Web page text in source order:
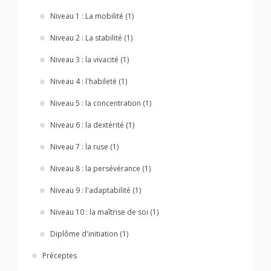
Niveau 1 : La mobilité (1)
Niveau 2 : La stabilité (1)
Niveau 3 : la vivacité (1)
Niveau 4 : l'habileté (1)
Niveau 5 : la concentration (1)
Niveau 6 : la dextérité (1)
Niveau 7 : la ruse (1)
Niveau 8 : la persévérance (1)
Niveau 9 : l'adaptabilité (1)
Niveau 10 : la maîtrise de soi (1)
Diplôme d'initiation (1)
Préceptes